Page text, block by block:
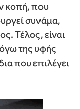
κοπή, που
συνάμα,
Τέλος, είναι
της υφής
που επιλέγει